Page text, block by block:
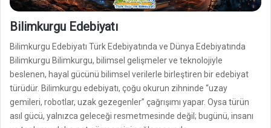
Bilimkurgu Edebiyatı
Bilimkurgu Edebiyatı Türk Edebiyatında ve Dünya Edebiyatında
Bilimkurgu Bilimkurgu, bilimsel gelişmeler ve teknolojiyle
beslenen, hayal gücünü bilimsel verilerle birleştiren bir edebiyat
türüdür. Bilimkurgu edebiyatı, çoğu okurun zihninde “uzay
gemileri, robotlar, uzak gezegenler” çağrışımı yapar. Oysa türün
asıl gücü, yalnızca geleceği resmetmesinde değil; bugünü, insanı